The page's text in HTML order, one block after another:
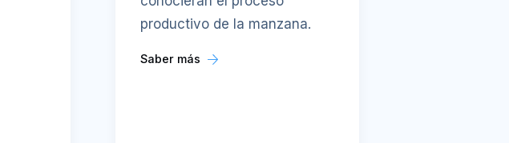
productivo de la manzana.
Saber más